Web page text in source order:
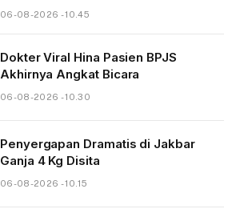
06-08-2026 - 10.45
Dokter Viral Hina Pasien BPJS
Akhirnya Angkat Bicara
06-08-2026 - 10.30
Penyergapan Dramatis di Jakbar
Ganja 4 Kg Disita
06-08-2026 - 10.15